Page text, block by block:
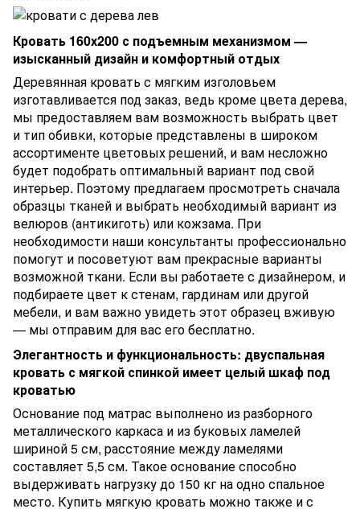
Кровать 160х200 с подъемным механизмом —
изысканный дизайн и комфортный отдых
Деревянная кровать с мягким изголовьем
изготавливается под заказ, ведь кроме цвета дерева,
мы предоставляем вам возможность выбрать цвет
и тип обивки, которые представлены в широком
ассортименте цветовых решений, и вам несложно
будет подобрать оптимальный вариант под свой
интерьер. Поэтому предлагаем просмотреть сначала
образцы тканей и выбрать необходимый вариант из
велюров (антикиготь) или кожзама. При
необходимости наши консультанты профессионально
помогут и посоветуют вам прекрасные варианты
возможной ткани. Если вы работаете с дизайнером, и
подбираете цвет к стенам, гардинам или другой
мебели, и вам важно увидеть этот образец вживую
— мы отправим для вас его бесплатно.
Элегантность и функциональность: двуспальная
кровать с мягкой спинкой имеет целый шкаф под
кроватью
Основание под матрас выполнено из разборного
металлического каркаса и из буковых ламелей
шириной 5 см, расстояние между ламелями
составляет 5,5 см. Такое основание способно
выдерживать нагрузку до 150 кг на одно спальное
место. Купить мягкую кровать можно также и с